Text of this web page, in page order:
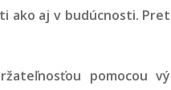
ako aj v budúcnosti.
pomocou